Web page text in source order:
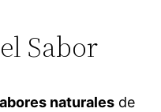
Sabor
naturales de